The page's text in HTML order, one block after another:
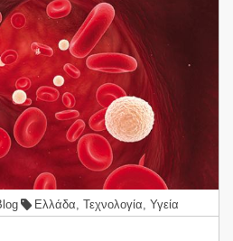
Ελλάδα ,Τεχνολογία ,Υγεία